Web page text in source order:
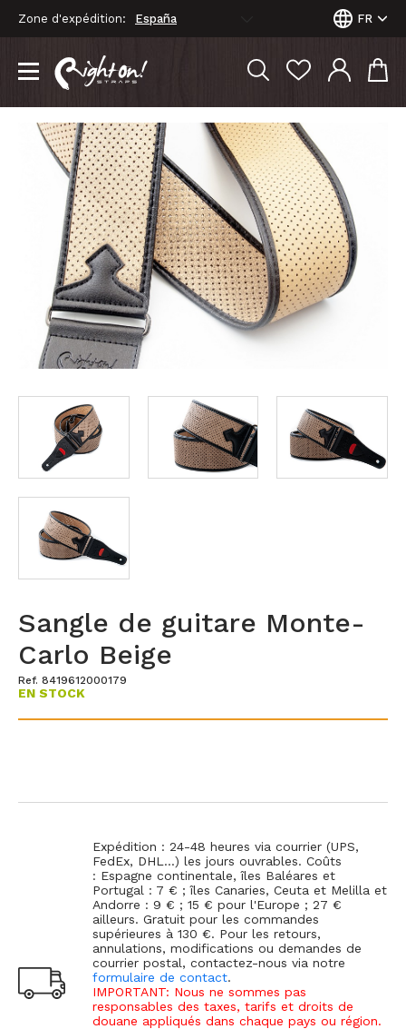
Zone d'expédition: FR
Sangle de guitare Monte-
Carlo Beige
Ref. 8419612000179
EN STOCK
Expédition : 24-48 heures via courrier (UPS,
FedEx, DHL...) les jours ouvrables. Coûts
: Espagne continentale, îles Baléares et
Portugal : 7 € ; îles Canaries, Ceuta et Melilla et
Andorre : 9 € ; 15 € pour l'Europe ; 27 €
ailleurs. Gratuit pour les commandes
supérieures à 130 €. Pour les retours,
annulations, modifications ou demandes de
courrier postal, contactez-nous via notre
formulaire de contact.
IMPORTANT: Nous ne sommes pas
responsables des taxes, tarifs et droits de
douane appliqués dans chaque pays ou région.